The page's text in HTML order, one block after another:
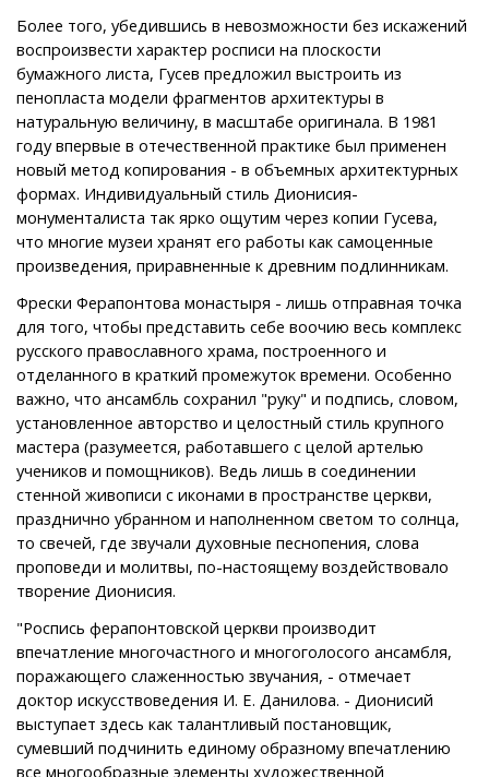
Более того, убедившись в невозможности без искажений
воспроизвести характер росписи на плоскости
бумажного листа, Гусев предложил выстроить из
пенопласта модели фрагментов архитектуры в
натуральную величину, в масштабе оригинала. В 1981
году впервые в отечественной практике был применен
новый метод копирования - в объемных архитектурных
формах. Индивидуальный стиль Дионисия-
монументалиста так ярко ощутим через копии Гусева,
что многие музеи хранят его работы как самоценные
произведения, приравненные к древним подлинникам.
Фрески Ферапонтова монастыря - лишь отправная точка
для того, чтобы представить себе воочию весь комплекс
русского православного храма, построенного и
отделанного в краткий промежуток времени. Особенно
важно, что ансамбль сохранил "руку" и подпись, словом,
установленное авторство и целостный стиль крупного
мастера (разумеется, работавшего с целой артелью
учеников и помощников). Ведь лишь в соединении
стенной живописи с иконами в пространстве церкви,
празднично убранном и наполненном светом то солнца,
то свечей, где звучали духовные песнопения, слова
проповеди и молитвы, по-настоящему воздействовало
творение Дионисия.
"Роспись ферапонтовской церкви производит
впечатление многочастного и многоголосого ансамбля,
поражающего слаженностью звучания, - отмечает
доктор искусствоведения И. Е. Данилова. - Дионисий
выступает здесь как талантливый постановщик,
сумевший подчинить единому образному впечатлению
все многообразные элементы художественной